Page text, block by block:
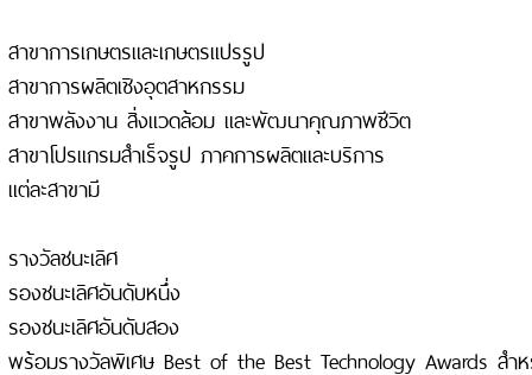
สาขาการเกษตรและเกษตรแปรรูป
สาขาการผลิตเชิงอุตสาหกรรม
สาขาพลังงาน สิ่งแวดล้อม และพัฒนาคุณภาพชีวิต
สาขาโปรแกรมสำเร็จรูป ภาคการผลิตและบริการ
แต่ละสาขามี
รางวัลชนะเลิศ
รองชนะเลิศอันดับหนึ่ง
รองชนะเลิศอันดับสอง
พร้อมรางวัลพิเศษ Best of the Best Technology Awards สำ